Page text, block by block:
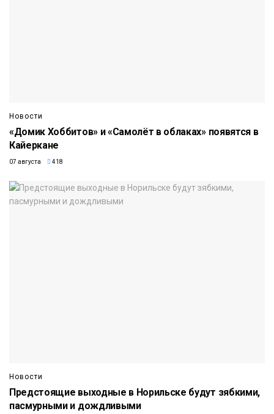
Новости
«Домик Хоббитов» и «Самолёт в облаках» появятся в
Кайеркане
07 августа 418
Новости
Предстоящие выходные в Норильске будут зябкими,
пасмурными и дождливыми